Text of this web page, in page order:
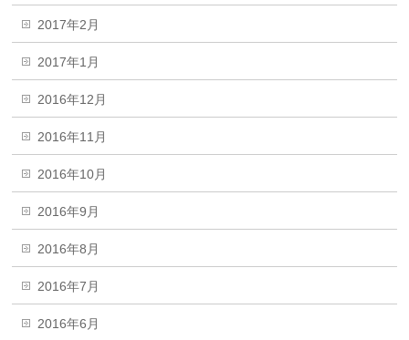
2017年2月
2017年1月
2016年12月
2016年11月
2016年10月
2016年9月
2016年8月
2016年7月
2016年6月